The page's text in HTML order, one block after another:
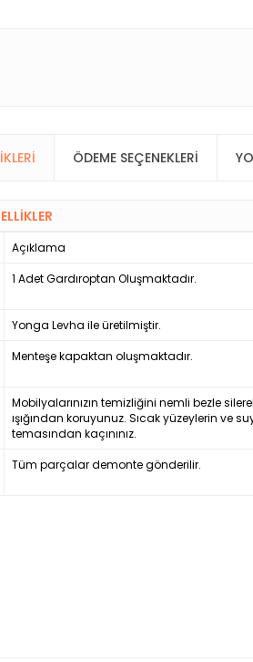
ÖDEME SEÇENEKLERI
Açıklama
1 Adet Gardıroptan Oluşmaktadır.
Yonga Levha ile üretilmiştir.
Menteşe kapaktan oluşmaktadır.
Mobilyalarınızın temizliğini nemli bezle
ışığından koruyunuz. Sıcak yüzeylerin ve
temasından kaçınınız.
Tüm parçalar demonte gönderilir.